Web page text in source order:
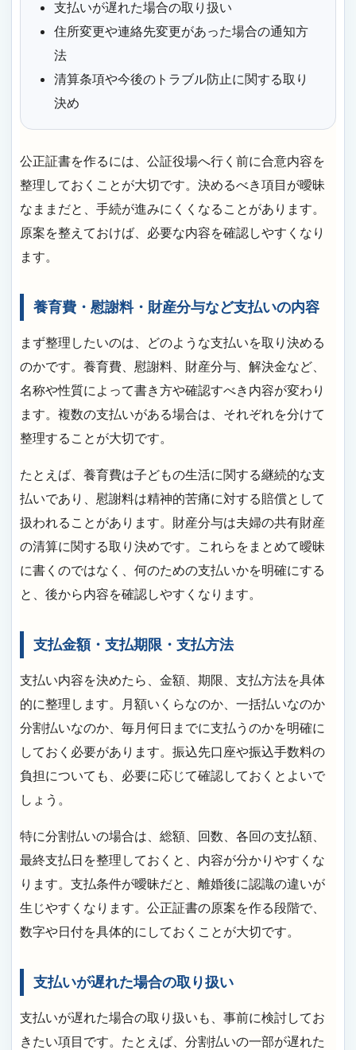
支払いが遅れた場合の取り扱い
住所変更や連絡先変更があった場合の通知方
法
清算条項や今後のトラブル防止に関する取り
決め
公正証書を作るには、公証役場へ行く前に合意内容を
整理しておくことが大切です。決めるべき項目が曖昧
なままだと、手続が進みにくくなることがあります。
原案を整えておけば、必要な内容を確認しやすくなり
ます。
養育費・慰謝料・財産分与など支払いの内容
まず整理したいのは、どのような支払いを取り決める
のかです。養育費、慰謝料、財産分与、解決金など、
名称や性質によって書き方や確認すべき内容が変わり
ます。複数の支払いがある場合は、それぞれを分けて
整理することが大切です。
たとえば、養育費は子どもの生活に関する継続的な支
払いであり、慰謝料は精神的苦痛に対する賠償として
扱われることがあります。財産分与は夫婦の共有財産
の清算に関する取り決めです。これらをまとめて曖昧
に書くのではなく、何のための支払いかを明確にする
と、後から内容を確認しやすくなります。
支払金額・支払期限・支払方法
支払い内容を決めたら、金額、期限、支払方法を具体
的に整理します。月額いくらなのか、一括払いなのか
分割払いなのか、毎月何日までに支払うのかを明確に
しておく必要があります。振込先口座や振込手数料の
負担についても、必要に応じて確認しておくとよいで
しょう。
特に分割払いの場合は、総額、回数、各回の支払額、
最終支払日を整理しておくと、内容が分かりやすくな
ります。支払条件が曖昧だと、離婚後に認識の違いが
生じやすくなります。公正証書の原案を作る段階で、
数字や日付を具体的にしておくことが大切です。
支払いが遅れた場合の取り扱い
支払いが遅れた場合の取り扱いも、事前に検討してお
きたい項目です。たとえば、分割払いの一部が遅れた